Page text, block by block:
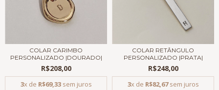
COLAR CARIMBO
PERSONALIZADO |DOURADO|
R$208,00
3x de R$69,33sem juros
COLAR RETÂNGULO
PERSONALIZADO |PRATA|
R$248,00
3x de R$82,67sem juros